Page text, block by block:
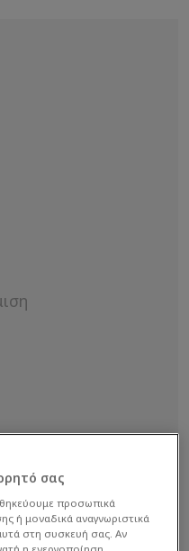
σας
προσωπικά
ή μοναδικά αναγνωριστικά
στη συσκευή σας. Αν